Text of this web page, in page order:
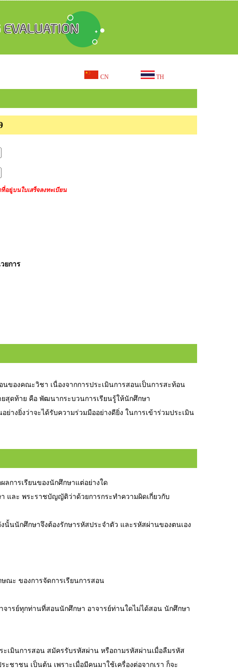
CN TH
ที่อยู่บนใบเสร็จลงทะเบียน
ยการ
องคณะวิชา เนื่องจากการประเมินการสอนเป็นการสะท้อน
ยสุดท้าย คือ พัฒนากระบวนการเรียนรู้ให้นักศึกษา
ย่างยิ่งว่าจะได้รับความร่วมมืออย่างดียิ่ง ในการเข้าร่วมประเมิน
ลการเรียนของนักศึกษาแต่อย่างใด
และ พระราชบัญญัติว่าด้วยการกระทำความผิดเกี่ยวกับ
นนักศึกษาจึงต้องรักษารหัสประจำตัว และรหัสผ่านของตนเอง
ณะ ของการจัดการเรียนการสอน
ารย์ทุกท่านที่สอนนักศึกษา อาจารย์ท่านใดไม่ได้สอน นักศึกษา
เมินการสอน สมัครรับรหัสผ่าน หรือถามรหัสผ่านเมื่อลืมรหัส
ชาชน เป็นต้น เพราะเมื่อมีคนมาใช้เครื่องต่อจากเรา ก็จะ